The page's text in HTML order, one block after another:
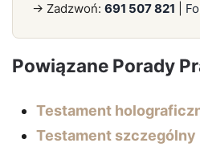
→ Zadzwoń: 691 507 821
Powiązane Porady
Testament
Testament szczególny